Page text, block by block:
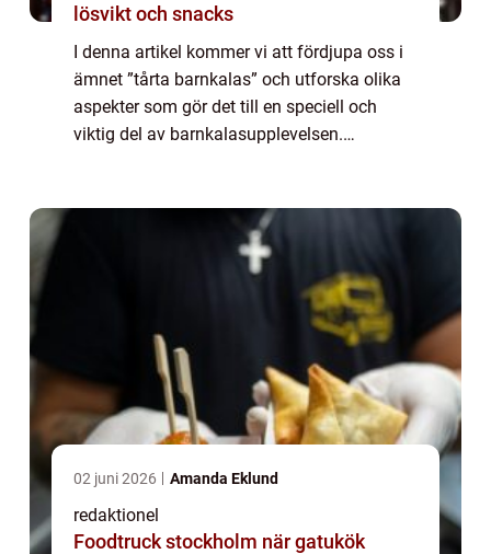
lösvikt och snacks
I denna artikel kommer vi att fördjupa oss i
ämnet ”tårta barnkalas” och utforska olika
aspekter som gör det till en speciell och
viktig del av barnkalasupplevelsen.
02 juni 2026 Amanda Eklund
redaktionel
Foodtruck stockholm när gatukök